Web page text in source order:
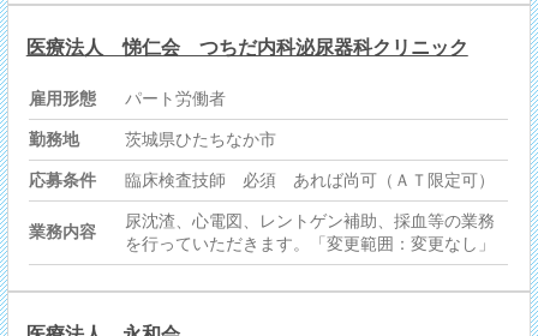
医療法人 悌仁会 つちだ内科泌尿器科クリニック
雇用形態 パート労働者
勤務地 茨城県ひたちなか市
応募条件 臨床検査技師 必須 あれば尚可（ＡＴ限定可）
業務内容
尿沈渣、心電図、レントゲン補助、採血等の業務
を行っていただきます。「変更範囲：変更なし」